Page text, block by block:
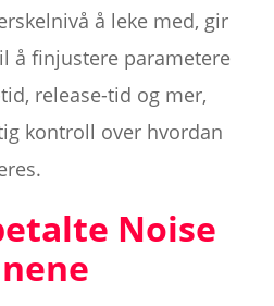
å leke med, gir
å finjustere parametere
release-tid og mer,
kontroll over hvordan
Noise